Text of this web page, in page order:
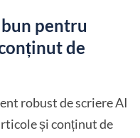
pentru
de
robust de scriere AI
și conținut de